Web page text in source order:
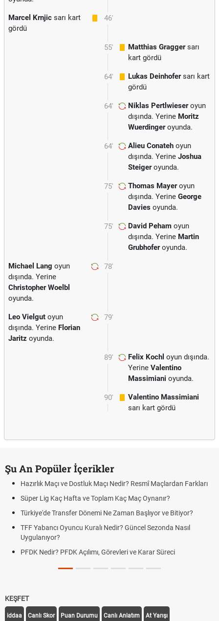
46'
Marcel Krnjic sarı kart
gördü
55' Matthias Graggersarı
kart gördü
64' Lukas Deinhofersarı kart
gördü
64' Niklas Pertlwieseroyun
dışında. Yerine Moritz
Wuerdingeroyunda.
64' Alieu Conateh oyun
dışında. Yerine Joshua
Steigeroyunda.
75' Thomas Mayeroyun
dışında. Yerine George
Davies oyunda.
75' David Peham oyun
dışında. Yerine Martin
Grubhoferoyunda.
78'
Michael Lang oyun
dışında. Yerine
Christopher Woelbl
oyunda.
79'
Leo Vielgut oyun
dışında. Yerine Florian
Jaritz oyunda.
89' Felix Kochl oyun dışında.
Yerine Valentino
Massimiani oyunda.
90'
Valentino Massimiani
sarı kart gördü
Şu An Popüler İçerikler
Hazırlık Maçı ve Dostluk Maçı Nedir? Resmî Maçlardan Farkları
Süper Lig Kaç Hafta ve Toplam Kaç Maç Oynanır?
Türkiye'de Transfer Dönemi Ne Zaman Başlıyor ve Bitiyor?
TFF Yabancı Oyuncu Kuralı Nedir? Güncel Sezonda Nasıl
Uygulanıyor?
PFDK Nedir? PFDK Açılımı, Görevleri ve Karar Süreci
KEŞFET
iddaa Canlı Skor Puan Durumu Canlı Anlatım At Yarışı